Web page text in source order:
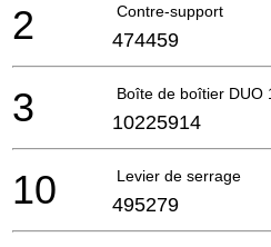
Contre-support
2 474459
Boîte de boîtier DUO
3 10225914
Levier de serrage
10 495279